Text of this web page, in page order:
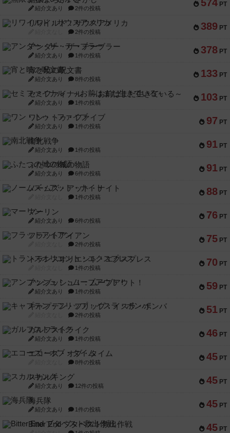
574 PT
紹介文あり 2件の投稿
389 PT
リワイルド：サウスアメリカ
2件の投稿
378 PT
アンダー・ザ・テーブラー
紹介文あり 1件の投稿
133 PT
宵と暁の呪文書
紹介文あり 8件の投稿
103 PT
セミファイナル ～お前はまだ生きている～
紹介文あり 1件の投稿
97 PT
ワン・トゥ・ファイブ
紹介文あり 1件の投稿
91 PT
南北戦争
紹介文あり 1件の投稿
91 PT
ふたつの城の物語
紹介文あり 6件の投稿
88 PT
ノームズ・アット・ナイト
1件の投稿
76 PT
マーリン
紹介文あり 6件の投稿
75 PT
フラットアイアン
2件の投稿
70 PT
トランスオリエント・エクスプレス
1件の投稿
59 PT
アンブッシュ！：ムーブアウト！
紹介文あり 1件の投稿
51 PT
キャプテン・フリップ：イスラ・ボンバ
2件の投稿
46 PT
ガルフストライク
紹介文あり 1件の投稿
45 PT
エコーズ・オブ・タイム
8件の投稿
45 PT
スカルキング
紹介文あり 12件の投稿
45 PT
海兵隊
紹介文あり 1件の投稿
45 PT
Bitter End ブタペスト救出作戦